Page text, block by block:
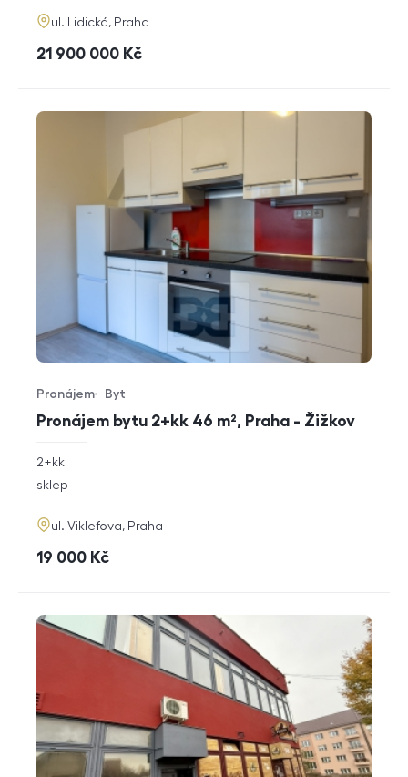
adresa
ul. Lidická, Praha
cena
21 900 000 Kč
Pronájem bytu 2+kk 46 m², Praha - Žižkov
Typ nabídky
Pronájem
Typ nemovitosti
Byt
rozměry
2+kk
funkce
sklep
adresa
ul. Viklefova, Praha
cena
19 000 Kč